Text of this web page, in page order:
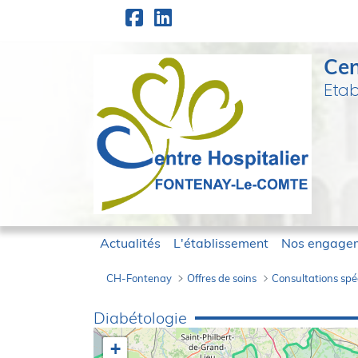
Saut au contenu principal
Actualités L'établissement Nos
CH-Fontenay Offres de soins Consultations
Diabétologie -
Diabétologie
+
Panneau de gestion des cookies